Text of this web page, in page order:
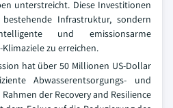
unterstreicht. Diese Investitionen
Infrastruktur, sondern
und emissionsarme
zu erreichen.
hat über 50 Millionen US-Dollar
Abwasserentsorgungs- und
der Recovery and Resilience